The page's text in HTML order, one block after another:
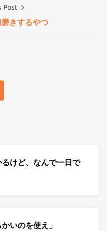
Post
きするやつ
けど、なんで一日で
いのを使え」